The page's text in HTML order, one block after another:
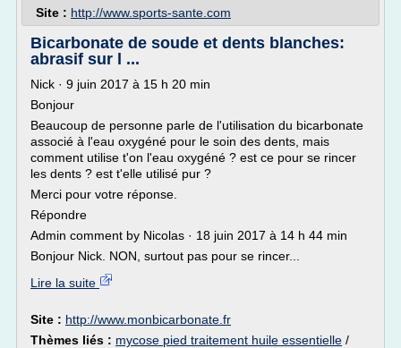
Site : http://www.sports-sante.com
Bicarbonate de soude et dents blanches:
abrasif sur l ...
Nick · 9 juin 2017 à 15 h 20 min
Bonjour
Beaucoup de personne parle de l'utilisation du bicarbonate
associé à l'eau oxygéné pour le soin des dents, mais
comment utilise t'on l'eau oxygéné ? est ce pour se rincer
les dents ? est t'elle utilisé pur ?
Merci pour votre réponse.
Répondre
Admin comment by Nicolas · 18 juin 2017 à 14 h 44 min
Bonjour Nick. NON, surtout pas pour se rincer...
Lire la suite
Site : http://www.monbicarbonate.fr
Thèmes liés : mycose pied traitement huile essentielle /